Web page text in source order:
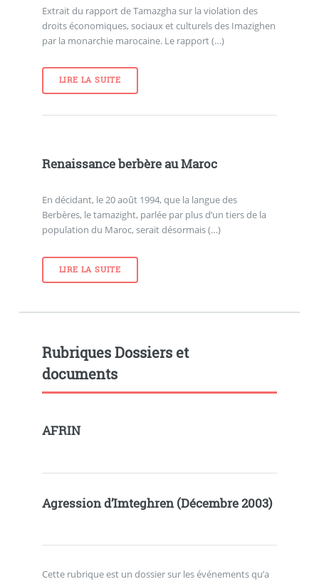
Extrait du rapport de Tamazgha sur la violation des
droits économiques, sociaux et culturels des Imazighen
par la monarchie marocaine. Le rapport (…)
LIRE LA SUITE
Renaissance berbère au Maroc
En décidant, le 20 août 1994, que la langue des
Berbères, le tamazight, parlée par plus d’un tiers de la
population du Maroc, serait désormais (…)
LIRE LA SUITE
Rubriques Dossiers et
documents
AFRIN
Agression d’Imteghren (Décembre 2003)
Cette rubrique est un dossier sur les événements qu’a